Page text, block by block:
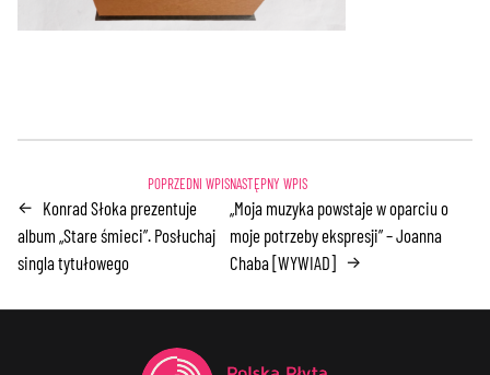
← Konrad Słoka prezentuje
album „Stare śmieci”. Posłuchaj
singla tytułowego
„Moja muzyka powstaje w oparciu o
moje potrzeby ekspresji” – Joanna
Chaba [WYWIAD] →